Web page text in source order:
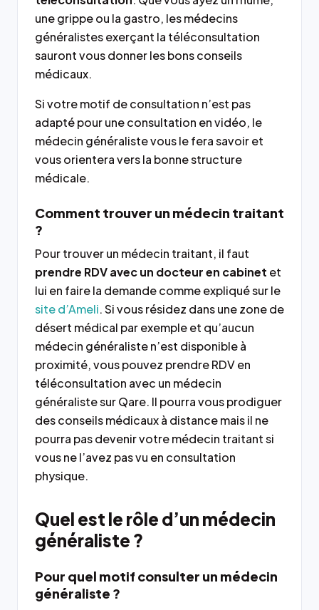
une grippe ou la gastro, les médecins
généralistes exerçant la téléconsultation
sauront vous donner les bons conseils
médicaux.
Si votre motif de consultation n’est pas
adapté pour une consultation en vidéo, le
médecin généraliste vous le fera savoir et
vous orientera vers la bonne structure
médicale.
Comment trouver un médecin traitant
?
Pour trouver un médecin traitant, il faut
prendre RDV avec un docteur en cabinet et
lui en faire la demande comme expliqué sur le
site d’Ameli. Si vous résidez dans une zone de
désert médical par exemple et qu’aucun
médecin généraliste n’est disponible à
proximité, vous pouvez prendre RDV en
téléconsultation avec un médecin
généraliste sur Qare. Il pourra vous prodiguer
des conseils médicaux à distance mais il ne
pourra pas devenir votre médecin traitant si
vous ne l’avez pas vu en consultation
physique.
Quel est le rôle d’un médecin
généraliste ?
Pour quel motif consulter un médecin
généraliste ?